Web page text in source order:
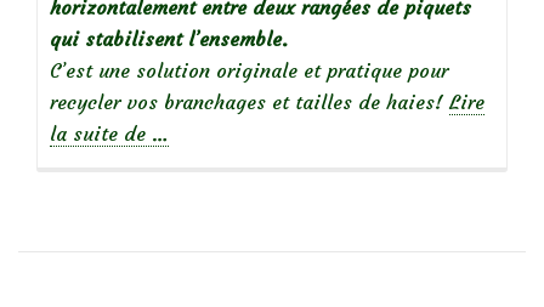
horizontalement entre deux rangées de piquets
qui stabilisent l’ensemble.
C’est une solution originale et pratique pour
recycler vos branchages et tailles de haies! Lire
la suite de
palissades
…